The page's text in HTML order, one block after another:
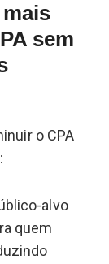
sem
o CPA
alvo
quem